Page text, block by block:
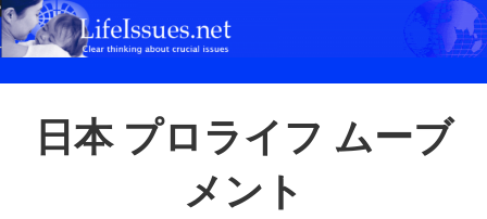
Skip
to
日本 プロライフ ムーブ
メント